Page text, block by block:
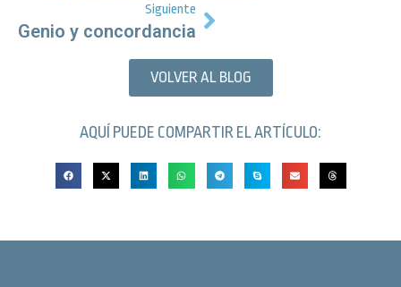
Siguiente
Genio y concordancia
VOLVER AL BLOG
AQUÍ PUEDE COMPARTIR EL ARTÍCULO: